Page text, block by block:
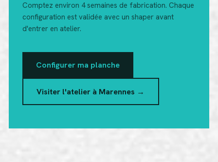
Comptez environ 4 semaines de fabrication. Chaque
configuration est validée avec un shaper avant
d'entrer en atelier.
Configurer ma planche
Visiter l'atelier à Marennes →